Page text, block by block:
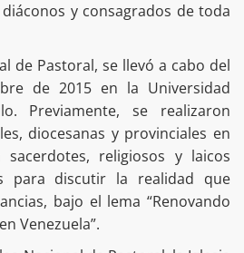
y consagrados de toda
de Pastoral, se llevó a cabo del
de 2015 en la Universidad
Previamente, se realizaron
diocesanas y provinciales en
religiosos y laicos
para discutir la realidad que
bajo el lema “Renovando
Venezuela”.